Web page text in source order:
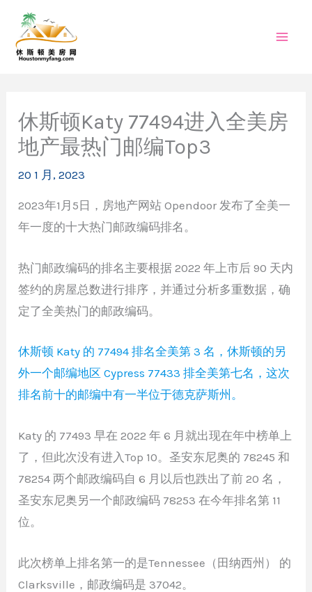
休斯顿Katy 77494进入全美房
地产最热门邮编Top3
20 1 月, 2023
2023年1月5日，房地产网站 Opendoor 发布了全美一
年一度的十大热门邮政编码排名。
热门邮政编码的排名主要根据 2022 年上市后 90 天内
签约的房屋总数进行排序，并通过分析多重数据，确
定了全美热门的邮政编码。
休斯顿 Katy 的 77494 排名全美第 3 名，休斯顿的另
外一个邮编地区 Cypress 77433 排全美第七名，这次
排名前十的邮编中有一半位于德克萨斯州。
Katy 的 77493 早在 2022 年 6 月就出现在年中榜单上
了，但此次没有进入Top 10。圣安东尼奥的 78245 和
78254 两个邮政编码自 6 月以后也跌出了前 20 名，
圣安东尼奥另一个邮政编码 78253 在今年排名第 11
位。
此次榜单上排名第一的是Tennessee（田纳西州） 的
Clarksville，邮政编码是 37042。